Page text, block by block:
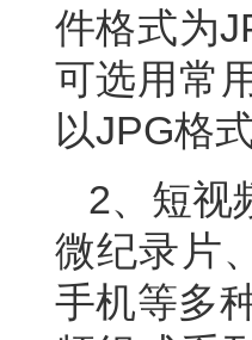
件格式为
可选用常
以JPG格
2、短视
微纪录片
手机等多